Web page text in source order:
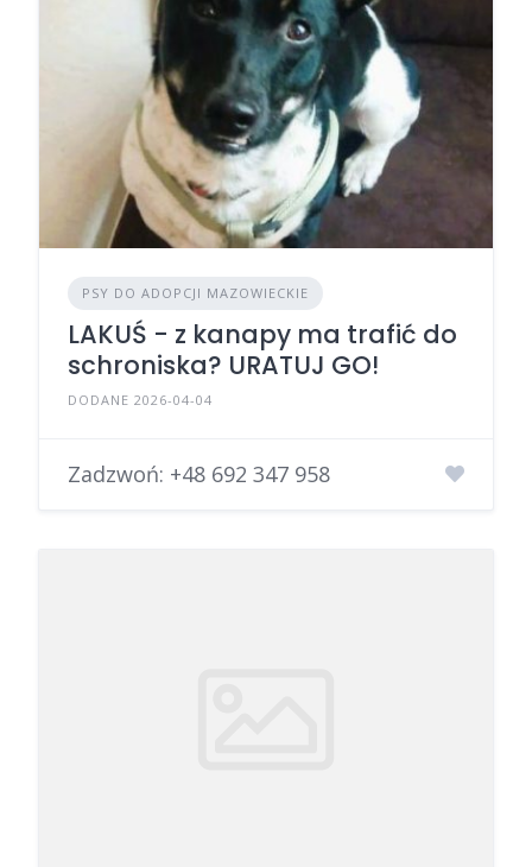
PSY DO ADOPCJI MAZOWIECKIE
LAKUŚ - z kanapy ma trafić do
schroniska? URATUJ GO!
DODANE 2026-04-04
Zadzwoń: +48 692 347 958